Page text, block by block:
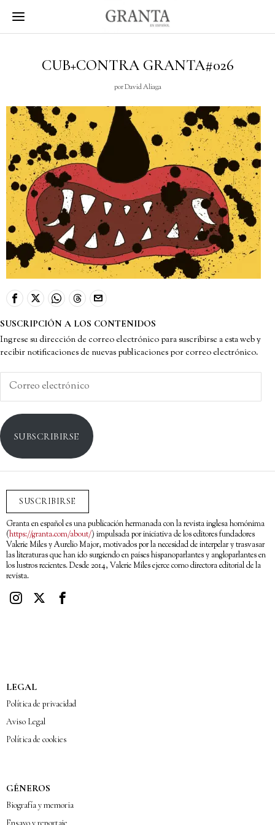
CUB+CONTRA GRANTA#026
porDavid Aliaga
SUSCRIPCIÓN A LOS CONTENIDOS
Ingrese su dirección de correo electrónico para suscribirse a esta web y
recibir notificaciones de nuevas publicaciones por correo electrónico.
electrónico
SUBSCRIBIRSE
SUSCRIBIRSE
Granta en español es una publicación hermanada con la revista inglesa homónima
(https://granta.com/about/) impulsada por iniciativa de los editores fundadores
Valerie Miles y Aurelio Major, motivados por la necesidad de interpelar y trasvasar
las literaturas que han ido surgiendo en países hispanoparlantes y angloparlantes en
los lustros recientes. Desde 2014, Valerie Miles ejerce como directora editorial de la
revista.
LEGAL
Política de privacidad
Aviso Legal
Política de cookies
GÉNEROS
Biografía y memoria
Ensayo y reportaje